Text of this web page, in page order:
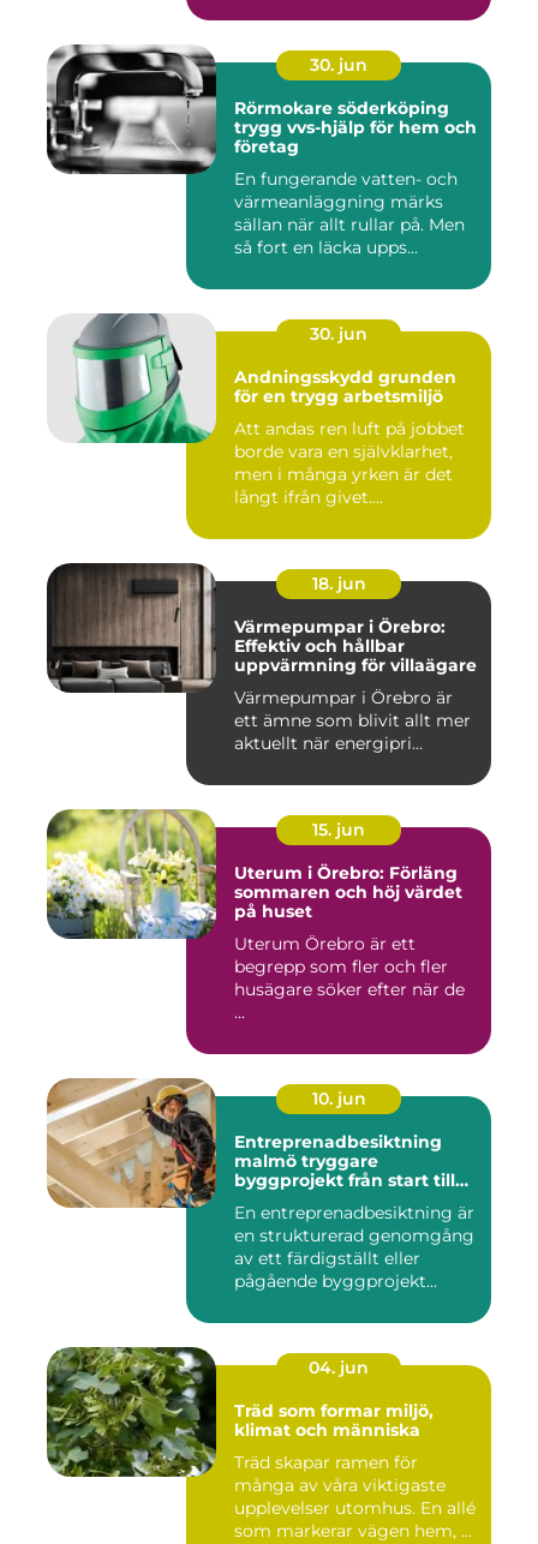
30. jun
Rörmokare söderköping
trygg vvs-hjälp för hem och
företag
En fungerande vatten- och
värmeanläggning märks
sällan när allt rullar på. Men
så fort en läcka upps...
30. jun
Andningsskydd grunden
för en trygg arbetsmiljö
Att andas ren luft på jobbet
borde vara en självklarhet,
men i många yrken är det
långt ifrån givet....
18. jun
Värmepumpar i Örebro:
Effektiv och hållbar
uppvärmning för villaägare
Värmepumpar i Örebro är
ett ämne som blivit allt mer
aktuellt när energipri...
15. jun
Uterum i Örebro: Förläng
sommaren och höj värdet
på huset
Uterum Örebro är ett
begrepp som fler och fler
husägare söker efter när de
...
10. jun
Entreprenadbesiktning
malmö tryggare
byggprojekt från start till
En entreprenadbesiktning är
en strukturerad genomgång
av ett färdigställt eller
pågående byggprojekt...
04. jun
Träd som formar miljö,
klimat och människa
Träd skapar ramen för
många av våra viktigaste
upplevelser utomhus. En allé
som markerar vägen hem, ...